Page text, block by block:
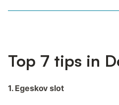
Top 7 tips in
1. Egeskov slot